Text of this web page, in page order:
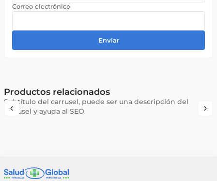
Enviar
Productos relacionados
Subtítulo del carrusel, puede ser una descripción del
carrusel y ayuda al SEO